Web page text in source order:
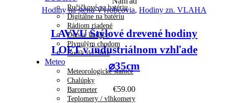
Ručičkové na batériu
Digitálne na batériu
Rádiom riadené
Detské budíky
Plynulým chodom
Budík do Siete
Meteo
Meteorologické stanice
Chalúpky
Barometer
Teplomery / vlhkomery
Hodiny na stenu Výrobcovia, Hodiny zn. VLAHA
LAVVU Štýlové drevené hodiny
LOFT v industriálnom vzhľade
⌀35cm
€59.00